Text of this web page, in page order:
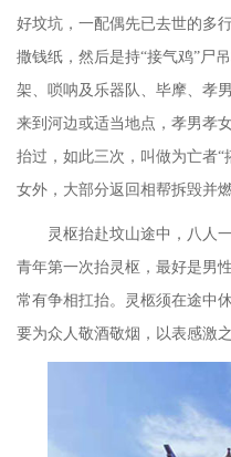
好坟坑，一配偶先已去世的多
撒钱纸，然后是持“接气鸡”尸
架、唢呐及乐器队、毕摩、孝
来到河边或适当地点，孝男孝
抬过，如此三次，叫做为亡者
女外，大部分返回相帮拆毁并
灵枢抬赴坟山途中，八人
青年第一次抬灵枢，最好是男
常有争相扛抬。灵柩须在途中
要为众人敬酒敬烟，以表感激之